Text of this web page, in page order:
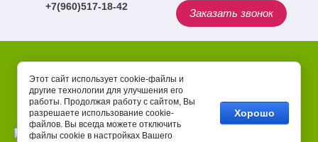
+7(960)517-18-42
Заказать звонок
Copyright © 2017 -
2026 Зелёный Дом
Сайт создан в:megagroup.ru
Этот сайт использует cookie-файлы и
другие технологии для улучшения его
работы. Продолжая работу с сайтом, Вы
разрешаете использование cookie-
файлов. Вы всегда можете отключить
файлы cookie в настройках Вашего
Хорошо